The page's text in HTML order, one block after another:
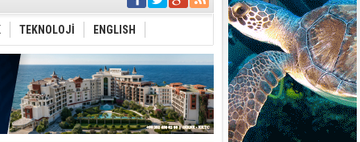
arasında
Yasası
TEKNOLOJİ ENGLISH